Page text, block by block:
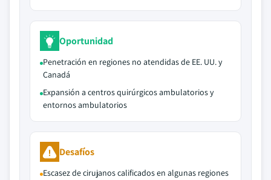
Oportunidad
Penetración en regiones no atendidas de EE. UU. y
Canadá
Expansión a centros quirúrgicos ambulatorios y
entornos ambulatorios
Desafíos
Escasez de cirujanos calificados en algunas regiones